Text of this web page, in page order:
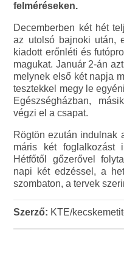
felméréseken.
Decemberben két hét
az utolsó bajnoki után,
kiadott erőnléti és
magukat. Január 2-án
melynek első két napja
tesztekkel megy le
Egészségházban,
végzi el a csapat.
Rögtön ezután indulnak
máris két foglalkozást
Hétfőtől gőzerővel
napi két edzéssel, a
szombaton, a tervek
Szerző: KTE/